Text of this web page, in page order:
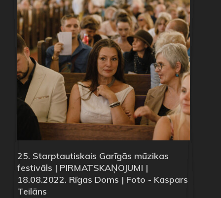
25. Starptautiskais Garīgās mūzikas
festivāls | PIRMATSKAŅOJUMI |
18.08.2022. Rīgas Doms | Foto - Kaspars
Teilāns